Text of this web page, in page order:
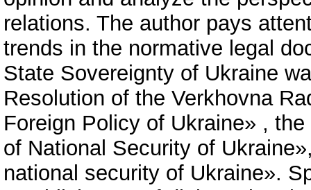
relations. The author pays
trends in the normative legal
State Sovereignty of Ukraine
Resolution of the Verkhovna
Foreign Policy of Ukraine» ,
of National Security of
national security of Ukraine».